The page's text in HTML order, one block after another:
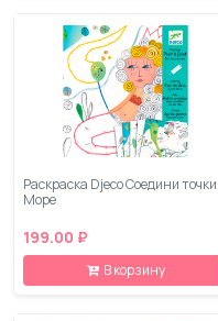
Раскраска Djeco Соедини точки
Море
199.00 ₽
В корзину